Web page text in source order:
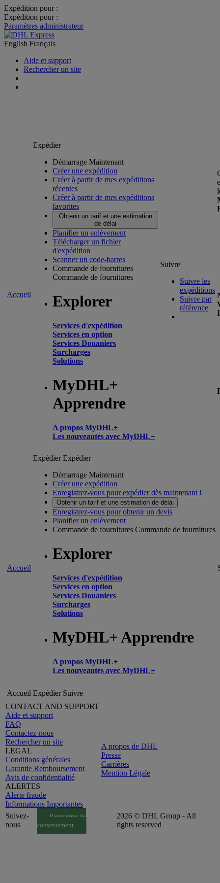
Expédition pour :
Expédition pour :
Paramètres administrateur
English Français
Aide et support
Rechercher un site
Accueil
Expédier
Démarrage Maintenant
Créer une expédition
Créer à partir de mes expéditions
récentes
Créer à partir de mes expéditions
favorites
Obtenir un tarif et une estimation
de délai
Planifier un enlèvement
Télécharger un fichier
d'expédition
Scanner un code-barres
Commande de fournitures
Commande de fournitures
Explorer
Services d'expédition
Services en option
Services Douaniers
Surcharges
Solutions
MyDHL+
Apprendre
A propos MyDHL+
Les nouveautés avec MyDHL+
Suivre
Suivre les
expéditions
Suivre par
référence
Accueil
ExpédierExpédier
Démarrage Maintenant
Créer une expédition
Enregistrez-vous pour expédier dès maintenant !
Obtenir un tarif et une estimation de délai
Enregistrez-vous pour obtenir un devis
Planifier un enlèvement
Commande de fournitures Commande de fournitures
Explorer
Services d'expédition
Services en option
Services Douaniers
Surcharges
Solutions
MyDHL+ Apprendre
A propos MyDHL+
Les nouveautés avec MyDHL+
Accueil Expédier Suivre
CONTACT AND SUPPORT
Aide et support
FAQ
Contactez-nous
Rechercher un site
LEGAL
Conditions générales
Garantie Remboursement
Avis de confidentialité
ALERTES
Alerte fraude
Informations Importantes
A propos de DHL
Presse
Carrières
Mention Légale
Suivez-
nous
Paramètres de
consentement
2026 © DHL Group - All
rights reserved